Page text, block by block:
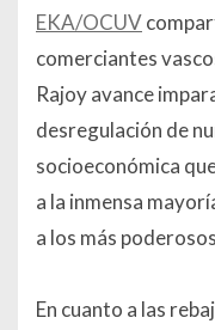
EKA/OCUV
comerciantes
Rajoy avance
desregulación de
socioeconómica
a la inmensa
a los más
En cuanto a las